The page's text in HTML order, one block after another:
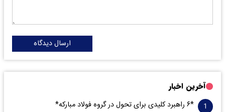
ارسال دیدگاه
آخرین اخبار
*۶ راهبرد کلیدی برای تحول در گروه فولاد مبارکه*